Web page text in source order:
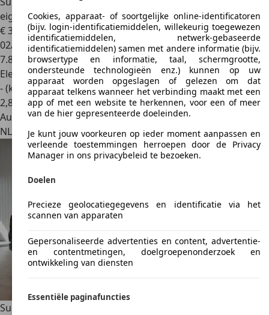
eigenaar | 8 j
€ 32.888
02/2024
7.851 km
Elektrisch
- (kWh/100 km)
2,8
Autobedrijf
NL 3334 KAZwijndrecht
Subaru Solterra
Cookies, apparaat- of soortgelijke online-identificatoren
(bijv. login-identificatiemiddelen, willekeurig toegewezen
identificatiemiddelen, netwerk-gebaseerde
identificatiemiddelen) samen met andere informatie (bijv.
browsertype en informatie, taal, schermgrootte,
ondersteunde technologieën enz.) kunnen op uw
apparaat worden opgeslagen of gelezen om dat
apparaat telkens wanneer het verbinding maakt met een
app of met een website te herkennen, voor een of meer
van de hier gepresenteerde doeleinden.
Je kunt jouw voorkeuren op ieder moment aanpassen en
verleende toestemmingen herroepen door de Privacy
Manager in ons privacybeleid te bezoeken.
Doelen
Precieze geolocatiegegevens en identificatie via het
scannen van apparaten
Gepersonaliseerde advertenties en content, advertentie-
en contentmetingen, doelgroepenonderzoek en
ontwikkeling van diensten
Essentiële paginafuncties